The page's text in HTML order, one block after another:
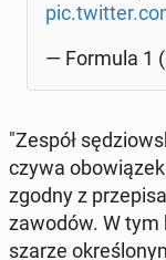
— Formula 1
"Zespół
czy­wa
zgodny z
zawodów. W
sza­rze